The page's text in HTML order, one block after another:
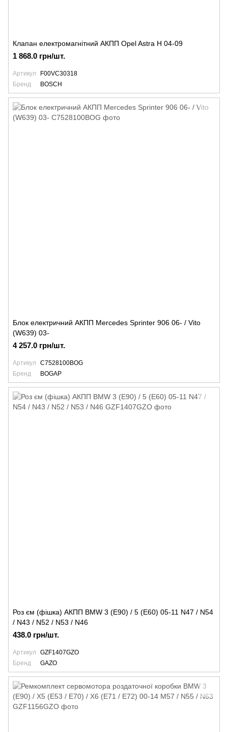
Клапан електромагнітний АКПП Opel Astra H 04-09
1 868.0 грн/шт.
Артикул
F00VC30318
Бренд
BOSCH
Блок електричний АКПП Mercedes Sprinter 906 06- / Vito
(W639) 03-
4 257.0 грн/шт.
Артикул
C7528100BOG
Бренд
BOGAP
Роз єм (фішка) АКПП BMW 3 (E90) / 5 (E60) 05-11 N47 / N54
/ N43 / N52 / N53 / N46
438.0 грн/шт.
Артикул
GZF1407GZO
Бренд
GAZO